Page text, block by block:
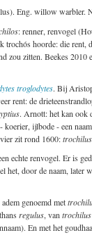
Eng. willow warbler.
: renner, renvogel
hoorde: die rent,
zou zitten. Beekes
troglodytes. Bij
rent: de
. Arnott: het kan ook
- koerier, ijlbode - een
zit rond 1600:trochilus.
echte renvogel. Er is
het, door de naam,
genoemd met
regulus, van trochilus
En met het